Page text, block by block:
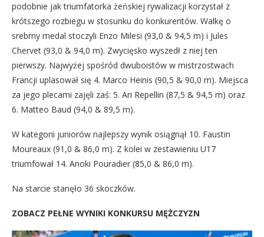
podobnie jak triumfatorka żeńskiej rywalizacji korzystał z
krótszego rozbiegu w stosunku do konkurentów. Walkę o
srebrny medal stoczyli Enzo Milesi (93,0 & 94,5 m) i Jules
Chervet (93,0 & 94,0 m). Zwycięsko wyszedł z niej ten
pierwszy. Najwyżej spośród dwuboistów w mistrzostwach
Francji uplasował się 4. Marco Heinis (90,5 & 90,0 m). Miejsca
za jego plecami zajęli zaś: 5. Ari Repellin (87,5 & 94,5 m) oraz
6. Matteo Baud (94,0 & 89,5 m).
W kategorii juniorów najlepszy wynik osiągnął 10. Faustin
Moureaux (91,0 & 86,0 m). Z kolei w zestawieniu U17
triumfował 14. Anoki Pouradier (85,0 & 86,0 m).
Na starcie stanęło 36 skoczków.
ZOBACZ PEŁNE WYNIKI KONKURSU MĘŻCZYZN